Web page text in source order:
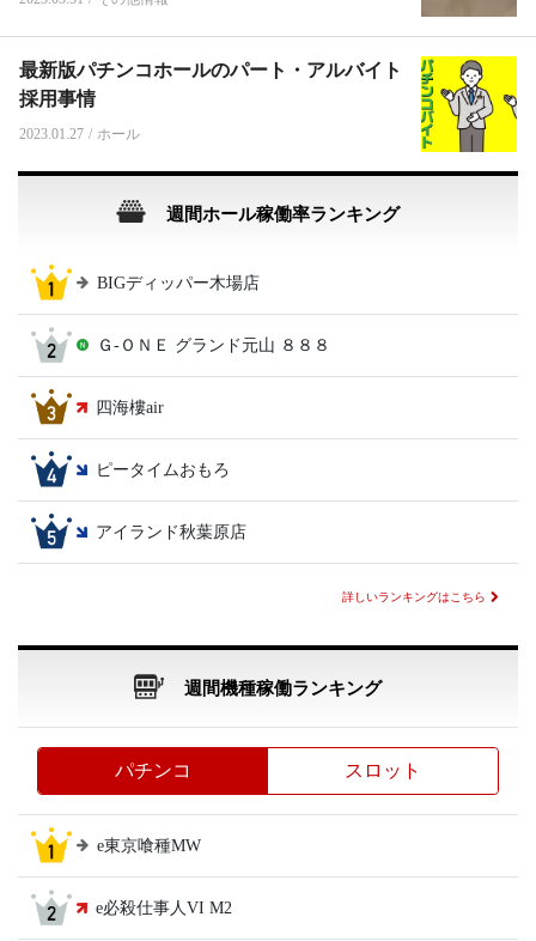
最新版パチンコホールのパート・アルバイト
採用事情
2023.01.27 / ホール
週間ホール稼働率ランキング
BIGディッパー木場店
Ｇ‐ＯＮＥ グランド元山 ８８８
四海樓air
ピータイムおもろ
アイランド秋葉原店
詳しいランキングはこちら
週間機種稼働ランキング
パチンコ スロット
e東京喰種MW
e必殺仕事人VI M2